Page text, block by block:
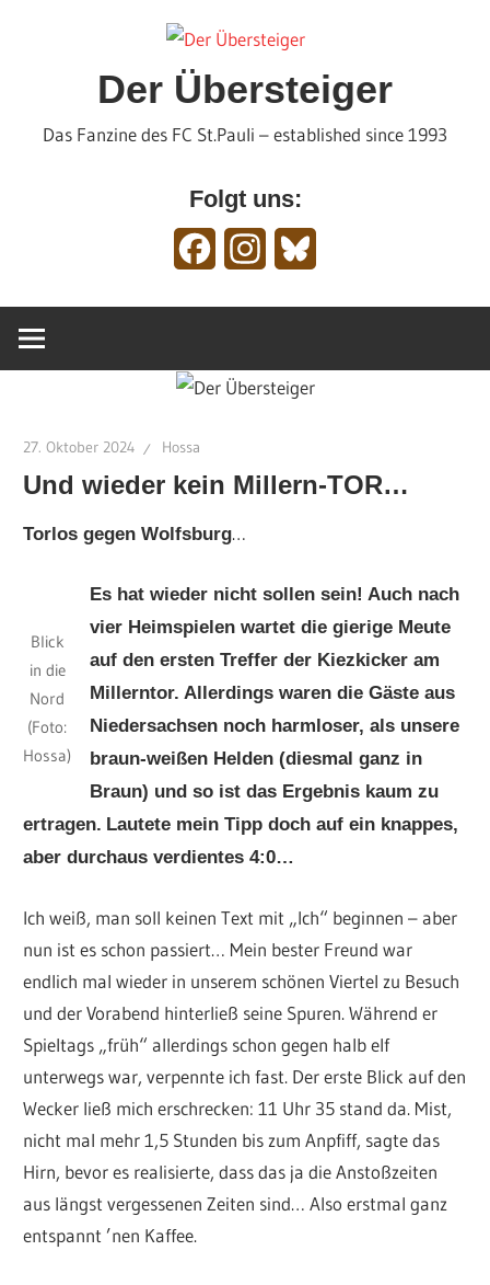
Der Übersteiger
Das Fanzine des FC St.Pauli – established since 1993
Folgt uns:
FacebookInstagram
27. Oktober 2024 Hossa
Und wieder kein Millern-TOR…
Torlos gegen Wolfsburg…
Blick
in die
Nord
(Foto:
Hossa)
Es hat wieder nicht sollen sein! Auch nach
vier Heimspielen wartet die gierige Meute
auf den ersten Treffer der Kiezkicker am
Millerntor. Allerdings waren die Gäste aus
Niedersachsen noch harmloser, als unsere
braun-weißen Helden (diesmal ganz in
Braun) und so ist das Ergebnis kaum zu
ertragen. Lautete mein Tipp doch auf ein knappes,
aber durchaus verdientes 4:0…
Ich weiß, man soll keinen Text mit „Ich“ beginnen – aber
nun ist es schon passiert… Mein bester Freund war
endlich mal wieder in unserem schönen Viertel zu Besuch
und der Vorabend hinterließ seine Spuren. Während er
Spieltags „früh“ allerdings schon gegen halb elf
unterwegs war, verpennte ich fast. Der erste Blick auf den
Wecker ließ mich erschrecken: 11 Uhr 35 stand da. Mist,
nicht mal mehr 1,5 Stunden bis zum Anpfiff, sagte das
Hirn, bevor es realisierte, dass das ja die Anstoßzeiten
aus längst vergessenen Zeiten sind… Also erstmal ganz
entspannt ’nen Kaffee.